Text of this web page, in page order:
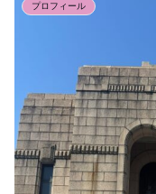
プロフィール